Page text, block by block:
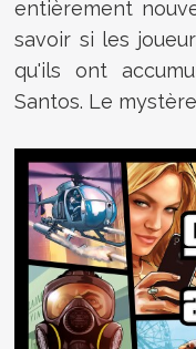
entièrement
savoir si les
qu'ils ont
Santos. Le